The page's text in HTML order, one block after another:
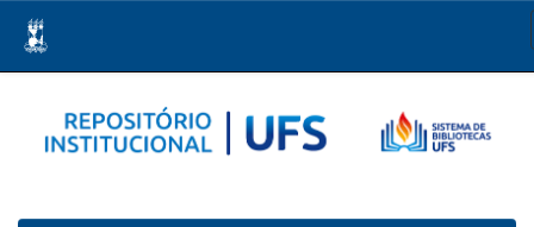
navigation